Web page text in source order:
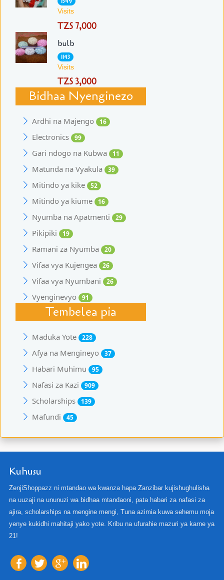
Visits
TZS 7,000
bulb
1143
Visits
TZS 3,000
Bidhaa Nyenginezo
Ardhi na Majengo 16
Electronics 99
Gari ndogo na Kubwa 11
Matunda na Vyakula 39
Mitindo ya kike 52
Mitindo ya kiume 16
Nyumba na Apatmenti 29
Pikipiki 19
Ramani za Nyumba 20
Vifaa vya Kujengea 26
Vifaa vya Nyumbani 26
Vyenginevyo 91
Tembelea pia
Maduka Yote 228
Afya na Mengineyo 37
Habari Muhimu 95
Nafasi za Kazi 909
Scholarships 139
Mafundi 45
Kuhusu
ZenjiShoppazz ni mtandao wa kwanza hapa Zanzibar kujishughulisha
na uuzaji na ununuzi wa bidhaa mtandaoni, pata habari za nafasi za
ajira, scholarships na mengine mengi, Tuna azimia kuwa sehemu moja
yenye kukidhi mahitaji yako yote. Kribu na ufurahie mazuri ya karne ya
21!